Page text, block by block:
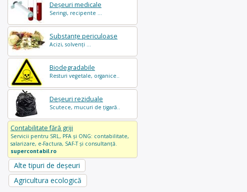
Deșeuri medicale
Seringi, recipente ...
Substanțe periculoase
Acizi, solvenți ...
Biodegradabile
Resturi vegetale, organice..
Deșeuri reziduale
Scutece, mucuri de țigară..
Contabilitate fără griji
Servicii pentru SRL, PFA și ONG: contabilitate,
salarizare, e-Factura, SAF-T și consultanță.
supercontabil.ro
Alte tipuri de deșeuri
Agricultura ecologică